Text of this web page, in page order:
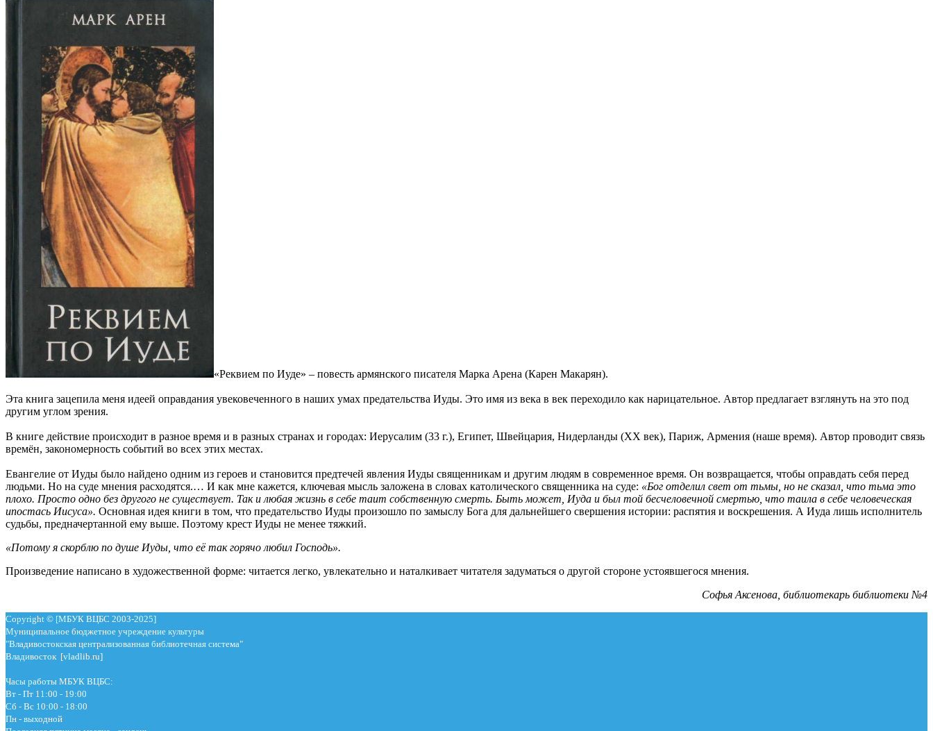
«Реквием по Иуде» – повесть армянского писателя Марка Арена (Карен Макарян).
Эта книга зацепила меня идеей оправдания увековеченного в наших умах предательства Иуды. Это имя из века в век переходило как нарицательное. Автор предлагает взглянуть на это под
другим углом зрения.
В книге действие происходит в разное время и в разных странах и городах: Иерусалим (33 г.), Египет, Швейцария, Нидерланды (ХХ век), Париж, Армения (наше время). Автор проводит связь
времён, закономерность событий во всех этих местах.
Евангелие от Иуды было найдено одним из героев и становится предтечей явления Иуды священникам и другим людям в современное время. Он возвращается, чтобы оправдать себя перед
людьми. Но на суде мнения расходятся.… И как мне кажется, ключевая мысль заложена в словах католического священника на суде: «Бог отделил свет от тьмы, но не сказал, что тьма это
плохо. Просто одно без другого не существует. Так и любая жизнь в себе таит собственную смерть. Быть может, Иуда и был той бесчеловечной смертью, что таила в себе человеческая
ипостась Иисуса». Основная идея книги в том, что предательство Иуды произошло по замыслу Бога для дальнейшего свершения истории: распятия и воскрешения. А Иуда лишь исполнитель
судьбы, предначертанной ему выше. Поэтому крест Иуды не менее тяжкий.
«Потому я скорблю по душе Иуды, что её так горячо любил Господь».
Произведение написано в художественной форме: читается легко, увлекательно и наталкивает читателя задуматься о другой стороне устоявшегося мнения.
Софья Аксенова, библиотекарь библиотеки №4
Copyright © [МБУК ВЦБС 2003-2025]
Муниципальное бюджетное учреждение культуры
"Владивостокская централизованная библиотечная система"
Владивосток [vladlib.ru]
Часы работы МБУК ВЦБС:
Вт - Пт 11:00 - 19:00
Сб - Вс 10:00 - 18:00
Пн - выходной